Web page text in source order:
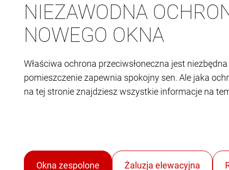
NIEZAWODNA
NOWEGO OKNA
Właściwa ochrona przeciwsłoneczna jest
pomieszczenie zapewnia spokojny sen. Ale jaka
na tej stronie znajdziesz wszystkie informacje na